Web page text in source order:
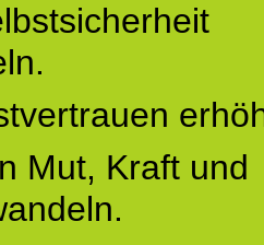
Mut, Kraft und